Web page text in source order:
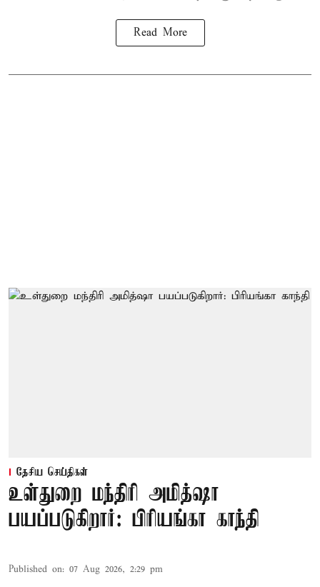
Read More
தேசிய செய்திகள்
உள்துறை மந்திரி அமித்ஷா
பயப்படுகிறார்: பிரியங்கா காந்தி
Published on: 07 Aug 2026, 2:29 pm